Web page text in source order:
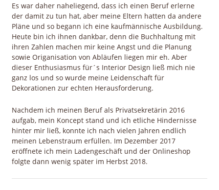
Es war daher naheliegend, dass ich einen Beruf erlerne
der damit zu tun hat, aber meine Eltern hatten da andere
Pläne und so begann ich eine kaufmännische Ausbildung.
Heute bin ich ihnen dankbar, denn die Buchhaltung mit
ihren Zahlen machen mir keine Angst und die Planung
sowie Origanisation von Abläufen liegen mir eh. Aber
dieser Enthusiasmus für´s Interior Design ließ mich nie
ganz los und so wurde meine Leidenschaft für
Dekorationen zur echten Herausforderung.
Nachdem ich meinen Beruf als Privatsekretärin 2016
aufgab, mein Koncept stand und ich etliche Hindernisse
hinter mir ließ, konnte ich nach vielen Jahren endlich
meinen Lebenstraum erfüllen. Im Dezember 2017
eröffnete ich mein Ladengeschäft und der Onlineshop
folgte dann wenig später im Herbst 2018.